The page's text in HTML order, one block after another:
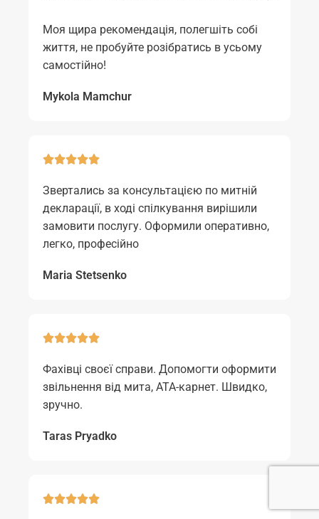
Моя щира рекомендація, полегшіть собі
життя, не пробуйте розібратись в усьому
самостійно!
Mykola Mamchur
Звертались за консультацією по митній
декларації, в ході спілкування вирішили
замовити послугу. Оформили оперативно,
легко, професійно
Maria Stetsenko
Фахівці своєї справи. Допомогти оформити
звільнення від мита, АТА-карнет. Швидко,
зручно.
Taras Pryadko